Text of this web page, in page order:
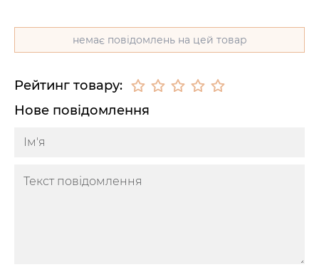
немає повідомлень на цей товар
Рейтинг товару:
Нове повідомлення